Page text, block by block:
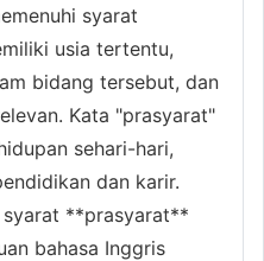
syarat
usia tertentu,
bidang tersebut, dan
Kata "prasyarat"
sehari-hari,
dan karir.
syarat **prasyarat**
bahasa Inggris